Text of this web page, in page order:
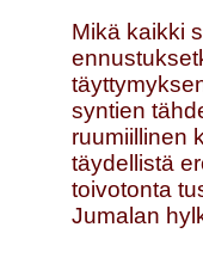
Mikä kaikki
syntien
ruumiillinen
täydellistä
toivotonta
Jumalan